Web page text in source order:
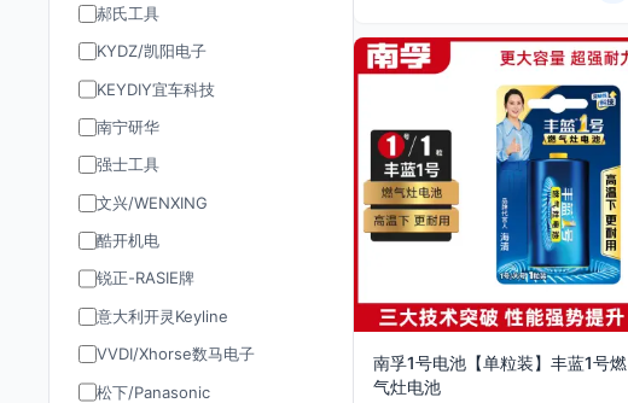
郝氏工具
KYDZ/凯阳电子
KEYDIY宜车科技
南宁研华
强士工具
文兴/WENXING
酷开机电
锐正-RASIE牌
意大利开灵Keyline
VVDI/Xhorse数马电子
松下/Panasonic
南孚1号电池【单粒装】丰蓝1号燃
气灶电池